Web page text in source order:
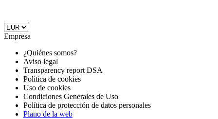
Empresa
¿Quiénes somos?
Aviso legal
Transparency report DSA
Política de cookies
Uso de cookies
Condiciones Generales de Uso
Política de protección de datos personales
Plano de la web